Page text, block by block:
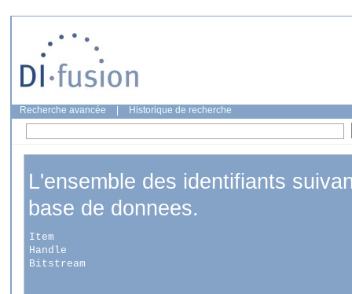
Recherche avancée Historique de recherche
L'ensemble des identifiants
base de donnees.
Item
Handle
Bitstream